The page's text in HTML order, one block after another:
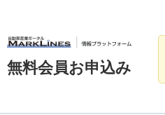
無料会員お申込み